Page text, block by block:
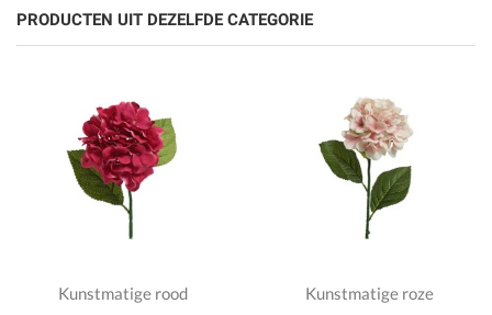
PRODUCTEN UIT DEZELFDE CATEGORIE
Kunstmatige rood
Kunstmatige roze